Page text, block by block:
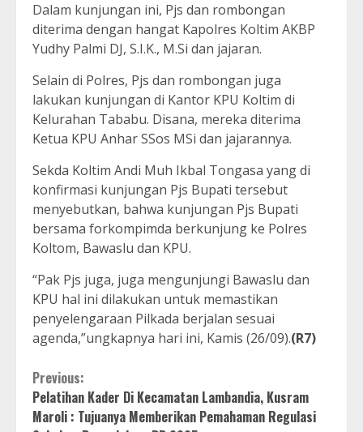
Dalam kunjungan ini, Pjs dan rombongan
diterima dengan hangat Kapolres Koltim AKBP
Yudhy Palmi DJ, S.I.K., M.Si dan jajaran.
Selain di Polres, Pjs dan rombongan juga
lakukan kunjungan di Kantor KPU Koltim di
Kelurahan Tababu. Disana, mereka diterima
Ketua KPU Anhar SSos MSi dan jajarannya.
Sekda Koltim Andi Muh Ikbal Tongasa yang di
konfirmasi kunjungan Pjs Bupati tersebut
menyebutkan, bahwa kunjungan Pjs Bupati
bersama forkompimda berkunjung ke Polres
Koltom, Bawaslu dan KPU.
“Pak Pjs juga, juga mengunjungi Bawaslu dan
KPU hal ini dilakukan untuk memastikan
penyelengaraan Pilkada berjalan sesuai
agenda,”ungkapnya hari ini, Kamis (26/09).(R7)
Continue
Reading
Previous:
Pelatihan Kader Di Kecamatan Lambandia, Kusram
Maroli : Tujuanya Memberikan Pemahaman Regulasi